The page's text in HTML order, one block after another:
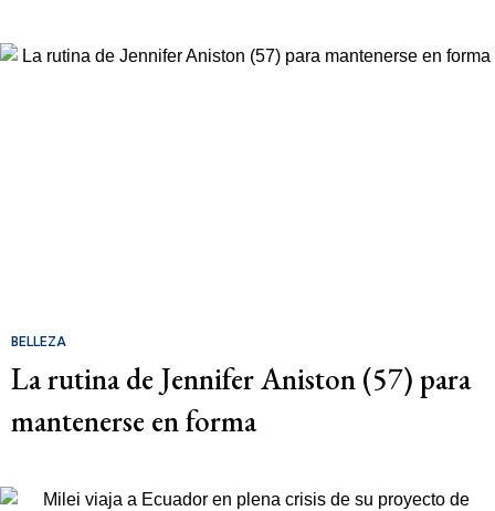
BELLEZA
La rutina de Jennifer Aniston (57) para
mantenerse en forma